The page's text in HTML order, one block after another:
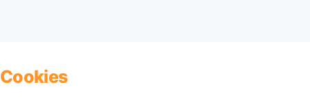
Cookies